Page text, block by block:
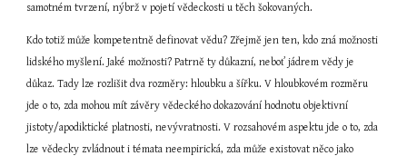
samotném tvrzení, nýbrž v pojetí vědeckosti u těch šokovaných.
Kdo totiž může kompetentně definovat vědu? Zřejmě jen ten, kdo zná možnosti
lidského myšlení. Jaké možnosti? Patrně ty důkazní, neboť jádrem vědy je
důkaz. Tady lze rozlišit dva rozměry: hloubku a šířku. V hloubkovém rozměru
jde o to, zda mohou mít závěry vědeckého dokazování hodnotu objektivní
jistoty/apodiktické platnosti, nevývratnosti. V rozsahovém aspektu jde o to, zda
lze vědecky zvládnout i témata neempirická, zda může existovat něco jako